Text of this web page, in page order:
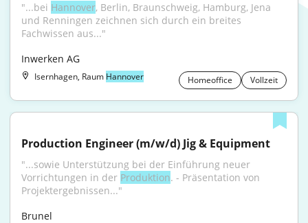
"...bei Hannover, Berlin, Braunschweig, Hamburg, Jena
und Renningen zeichnen sich durch ein breites
Fachwissen aus..."
Inwerken AG
Isernhagen, Raum Hannover Homeoffice Vollzeit
Production Engineer (m/w/d) Jig & Equipment
"...sowie Unterstützung bei der Einführung neuer
Vorrichtungen in der Produktion. - Präsentation von
Projektergebnissen..."
Brunel